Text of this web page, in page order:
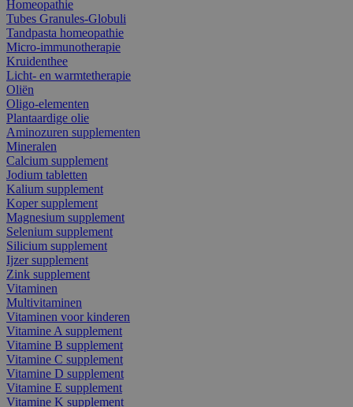
Homeopathie
Tubes Granules-Globuli
Tandpasta homeopathie
Micro-immunotherapie
Kruidenthee
Licht- en warmtetherapie
Oliën
Oligo-elementen
Plantaardige olie
Aminozuren supplementen
Mineralen
Calcium supplement
Jodium tabletten
Kalium supplement
Koper supplement
Magnesium supplement
Selenium supplement
Silicium supplement
Ijzer supplement
Zink supplement
Vitaminen
Multivitaminen
Vitaminen voor kinderen
Vitamine A supplement
Vitamine B supplement
Vitamine C supplement
Vitamine D supplement
Vitamine E supplement
Vitamine K supplement